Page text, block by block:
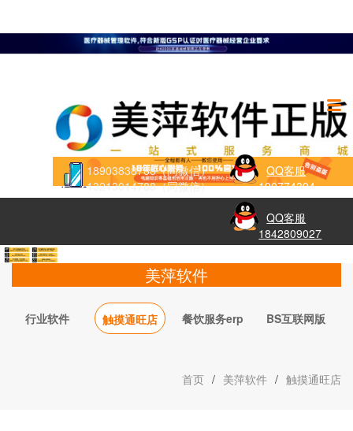
18903838788（同微信）
13213014788（同微信）
QQ客服
190774394
QQ客服
1842809027
美萍软件
行业软件 触摸通旺店 餐饮服务erp BS互联网版
首页 / 美萍软件 / 触摸通旺店